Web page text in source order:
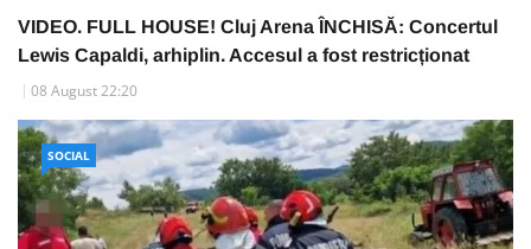
VIDEO. FULL HOUSE! Cluj Arena ÎNCHISĂ: Concertul
Lewis Capaldi, arhiplin. Accesul a fost restricționat
08 August 22:20
SOCIAL